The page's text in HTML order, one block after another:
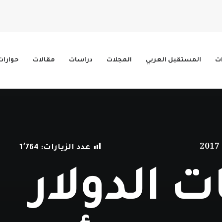
المستقبل العربي المجلات دراسات مقالات
عدد الزيارات: 1٬764
الدولار